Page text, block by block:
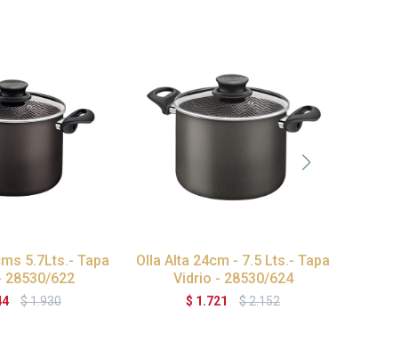
5.7Lts.- Tapa
28530/622
$1.930
Olla Alta 24cm - 7.5 Lts.- Tapa
Vidrio - 28530/624
$ 1.721 $2.152